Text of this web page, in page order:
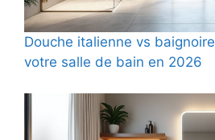
Douche italienne vs
votre salle de bain en 2026